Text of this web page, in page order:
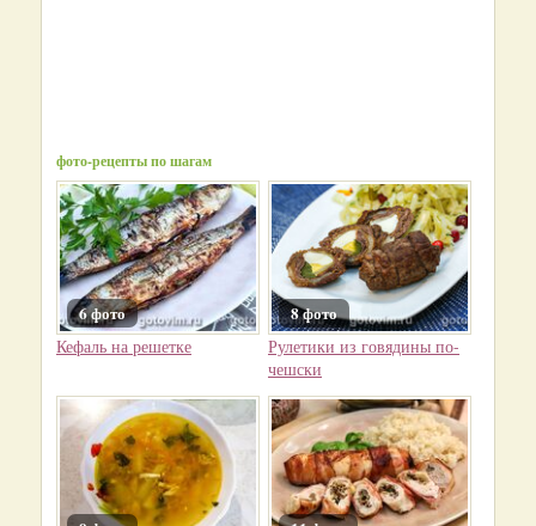
фото-рецепты по шагам
6 фото
Кефаль на решетке
8 фото
Рулетики из говядины по-
чешски